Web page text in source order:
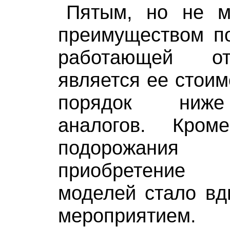
Пятым, но не
преимуществом
работающей
является ее
порядок
аналогов.
приобретение
моделей стало
мероприятием.